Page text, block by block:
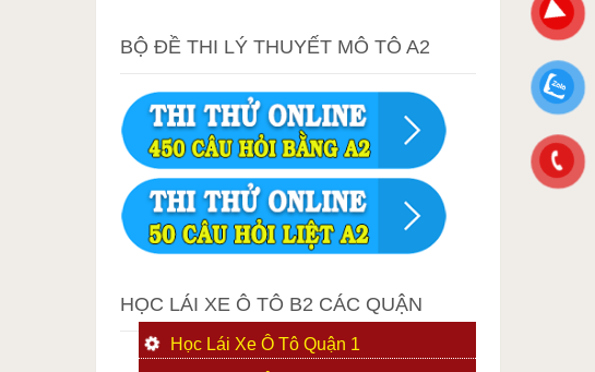
BỘ ĐỀ THI LÝ THUYẾT MÔ TÔ A2
HỌC LÁI XE Ô TÔ B2 CÁC QUẬN
Học Lái Xe Ô Tô Quận 1